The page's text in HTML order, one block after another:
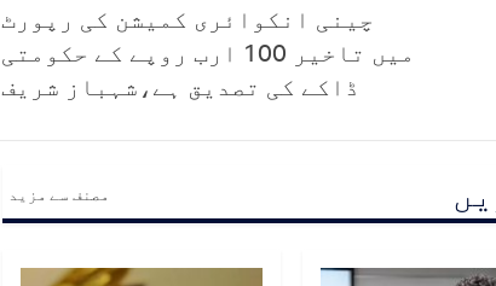
چینی انکوائری کمیشن کی رپورٹ
میں تاخیر 100 ارب روپے کے حکومتی
ڈاکے کی تصدیق ہے،شہباز شریف
مصنف سے مزید